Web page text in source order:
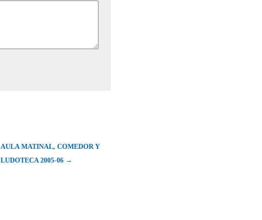
AULA MATINAL, COMEDOR Y
LUDOTECA 2005-06 →